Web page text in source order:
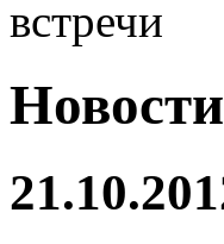
встречи
Новости